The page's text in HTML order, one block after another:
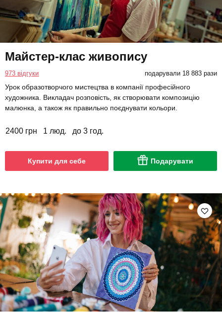
Майстер-клас живопису
973 відгуки подарували 18 883 рази
Урок образотворчого мистецтва в компанії професійного
художника. Викладач розповість, як створювати композицію
малюнка, а також як правильно поєднувати кольори.
2400 грн 1 люд. до 3 год.
Купити для себе Подарувати